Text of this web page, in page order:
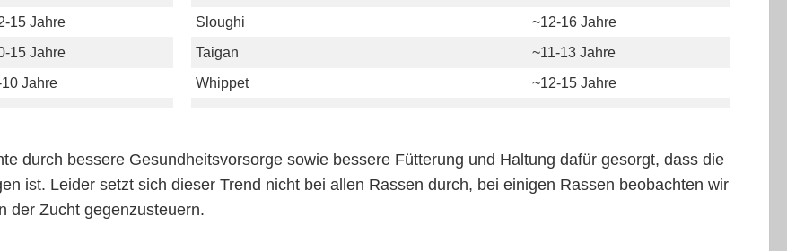
15 Jahre
15 Jahre
Jahre
Sloughi
~12-16 Jahre
Taigan
~11-13 Jahre
Whippet
~12-15 Jahre
durch bessere Gesundheitsvorsorge sowie bessere Fütterung und Haltung dafür gesorgt, dass die
ist. Leider setzt sich dieser Trend nicht bei allen Rassen durch, bei einigen Rassen beobachten wir
der Zucht gegenzusteuern.